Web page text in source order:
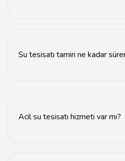
Su tesisatı tamiri ne kadar
Acil su tesisatı hizmeti var mı?